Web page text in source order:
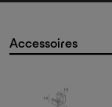
Accessoires